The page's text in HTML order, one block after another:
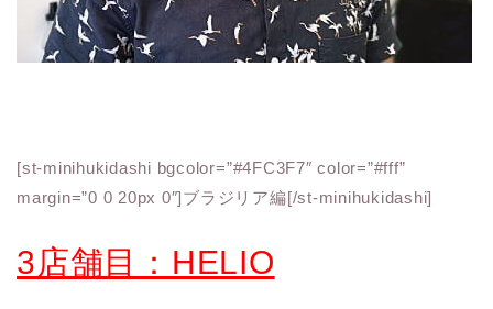
[st-minihukidashi bgcolor=”#4FC3F7″ color=”#fff”
margin=”0 0 20px 0″]ブラジリア編[/st-minihukidashi]
3店舗目：HELIO